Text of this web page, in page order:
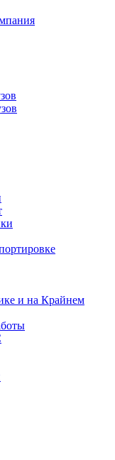
и на Крайнем